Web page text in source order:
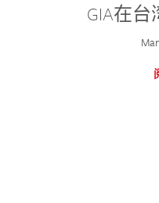
GIA在